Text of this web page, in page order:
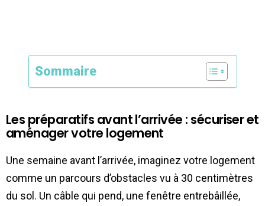
Sommaire
Les préparatifs avant l’arrivée : sécuriser et
aménager votre logement
Une semaine avant l’arrivée, imaginez votre logement
comme un parcours d’obstacles vu à 30 centimètres
du sol. Un câble qui pend, une fenêtre entrebâillée,